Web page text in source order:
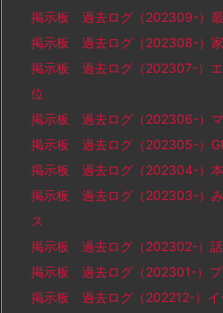
掲示板 過去ログ（202309-）最
掲示板 過去ログ（202308-）家
掲示板 過去ログ（202307-）エ
位
掲示板 過去ログ（202306-）マ
掲示板 過去ログ（202305-）
掲示板 過去ログ（202304-）本
掲示板 過去ログ（202303-）み
ス
掲示板 過去ログ（202302-）
掲示板 過去ログ（202301-）プ
掲示板 過去ログ（202212-）イ